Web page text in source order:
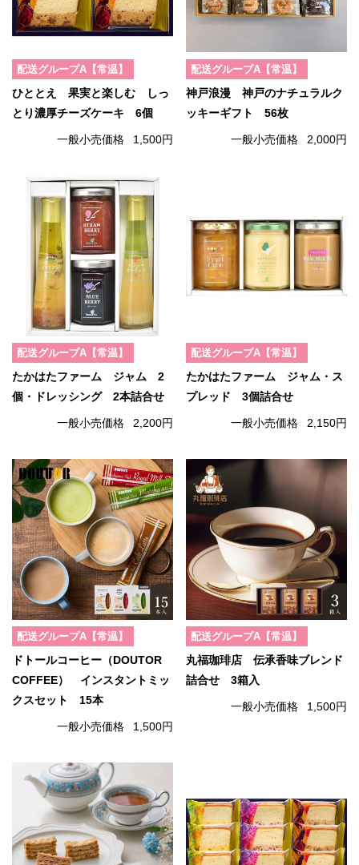
配送グループA【常温】
ひととえ 果実と楽しむ しっ
とり濃厚チーズケーキ 6個
一般小売価格 1,500円
配送グループA【常温】
神戸浪漫 神戸のナチュラルク
ッキーギフト 56枚
一般小売価格 2,000円
配送グループA【常温】
たかはたファーム ジャム 2
個・ドレッシング 2本詰合せ
一般小売価格 2,200円
配送グループA【常温】
たかはたファーム ジャム・ス
プレッド 3個詰合せ
一般小売価格 2,150円
配送グループA【常温】
ドトールコーヒー（DOUTOR
COFFEE） インスタントミッ
クスセット 15本
一般小売価格 1,500円
配送グループA【常温】
丸福珈琲店 伝承香味ブレンド
詰合せ 3箱入
一般小売価格 1,500円